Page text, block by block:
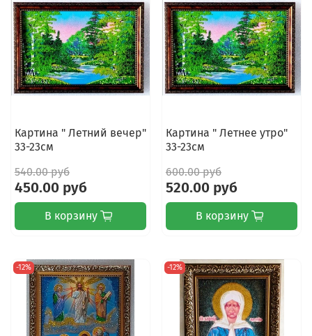
Картина " Летний вечер"
33-23см
540.00 руб
450.00 руб
В корзину
Картина " Летнее утро"
33-23см
600.00 руб
520.00 руб
В корзину
-12% -12%